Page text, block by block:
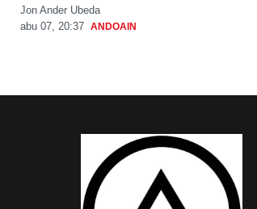
Jon Ander Ubeda
abu 07, 20:37 ANDOAIN